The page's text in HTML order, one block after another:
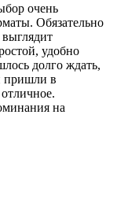
очень
Обязательно
удобно
долго ждать,
пришли в
на